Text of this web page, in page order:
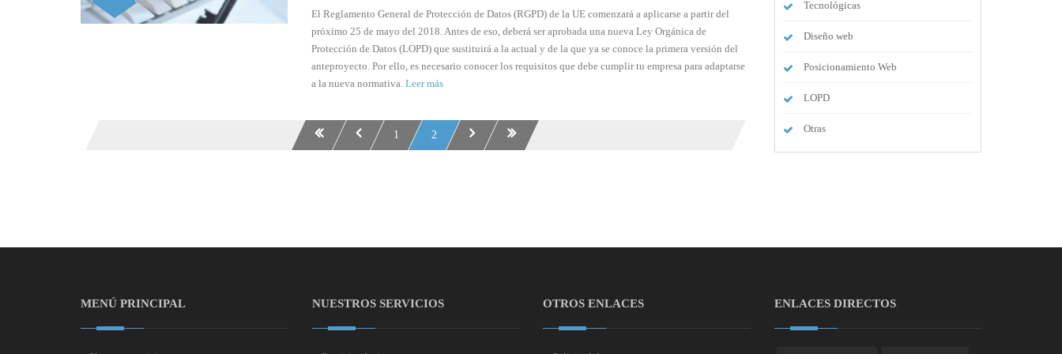
El Reglamento General de Protección de Datos (RGPD) de la UE comenzará a aplicarse a partir del
próximo 25 de mayo del 2018. Antes de eso, deberá ser aprobada una nueva Ley Orgánica de
Protección de Datos (LOPD) que sustituirá a la actual y de la que ya se conoce la primera versión del
anteproyecto. Por ello, es necesario conocer los requisitos que debe cumplir tu empresa para adaptarse
a la nueva normativa.Leer más
1 2
Tecnológicas
Diseño web
Posicionamiento Web
LOPD
Otras
MENÚ PRINCIPAL NUESTROS SERVICIOS OTROS ENLACES ENLACES DIRECTOS